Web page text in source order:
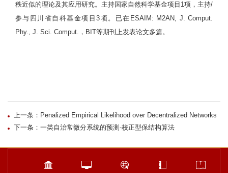
秩近似的理论及其应用研究。主持国家自然科学基金项目1项，主持/
参与四川省自科基金项目3项。已在ESAIM: M2AN, J. Comput.
Phy., J. Sci. Comput.，BIT等期刊上发表论文多篇。
上一条：Penalized Empirical Likelihood over Decentralized Networks
下一条：一类自治常微分系统的预测-校正型保结构算法